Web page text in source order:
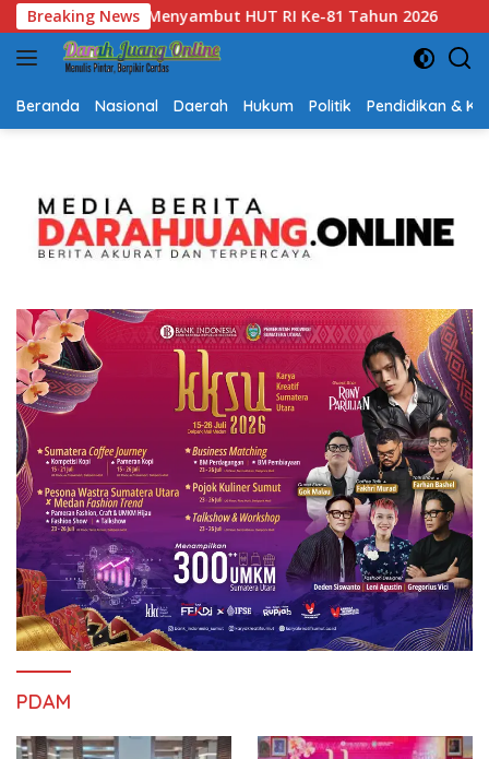
Langsung
ke
konten
Breaking NewsGubernur Kalsel H. Muhidin Apresiasi Polda
Beranda Nasional Daerah Hukum Politik Pendidikan &
PDAM